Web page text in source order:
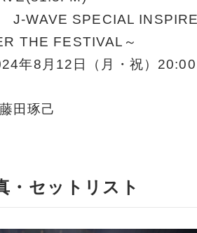
J-WAVE SPECIAL
THE FESTIVAL～
年8月12日（月・祝）20:00
田琢己
・セットリスト